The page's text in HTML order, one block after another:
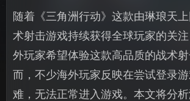
随着《三角洲行动》这款由琳琅天
术射击游戏持续获得全球玩家的关
外玩家希望体验这款高品质的战术
而，不少海外玩家反映在尝试登录
难，无法正常进入游戏。本文将分